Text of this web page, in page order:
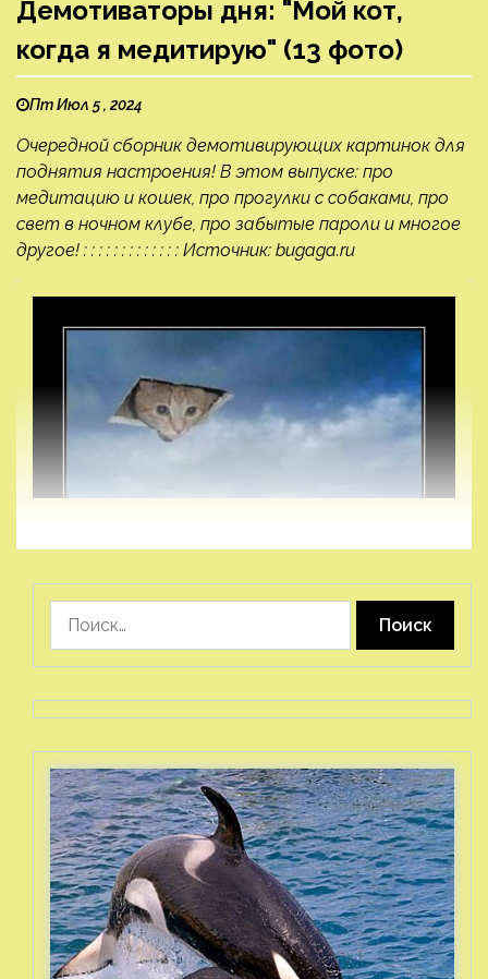
Демотиваторы дня: "Мой кот,
когда я медитирую" (13 фото)
Пт Июл 5 , 2024
Очередной сборник демотивирующих картинок для
поднятия настроения! В этом выпуске: про
медитацию и кошек, про прогулки с собаками, про
свет в ночном клубе, про забытые пароли и многое
другое! : : : : : : : : : : : : : Источник: bugaga.ru